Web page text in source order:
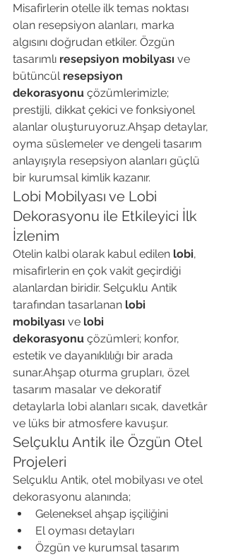
Misafirlerin otelle ilk temas noktası
olan resepsiyon alanları, marka
algısını doğrudan etkiler. Özgün
tasarımlı resepsiyon mobilyası ve
bütüncül resepsiyon
dekorasyonu çözümlerimizle;
prestijli, dikkat çekici ve fonksiyonel
alanlar oluşturuyoruz.Ahşap detaylar,
oyma süslemeler ve dengeli tasarım
anlayışıyla resepsiyon alanları güçlü
bir kurumsal kimlik kazanır.
Lobi Mobilyası ve Lobi
Dekorasyonu ile Etkileyici İlk
İzlenim
Otelin kalbi olarak kabul edilen lobi,
misafirlerin en çok vakit geçirdiği
alanlardan biridir. Selçuklu Antik
tarafından tasarlanan lobi
mobilyası ve lobi
dekorasyonu çözümleri; konfor,
estetik ve dayanıklılığı bir arada
sunar.Ahşap oturma grupları, özel
tasarım masalar ve dekoratif
detaylarla lobi alanları sıcak, davetkâr
ve lüks bir atmosfere kavuşur.
Selçuklu Antik ile Özgün Otel
Projeleri
Selçuklu Antik, otel mobilyası ve otel
dekorasyonu alanında;
Geleneksel ahşap işçiliğini
El oyması detayları
Özgün ve kurumsal tasarım